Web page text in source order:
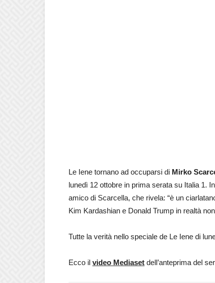
Le Iene tornano ad occuparsi di Mirko
lunedì 12 ottobre in prima serata su Italia 1.
amico di Scarcella, che rivela: “è un
Kim Kardashian e Donald Trump in realtà
Tutte la verità nello speciale de Le Iene di
Ecco il video Mediaset dell’anteprima del